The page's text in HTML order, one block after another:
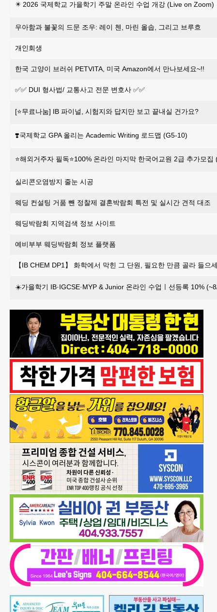
✴️ 2026 국제학교 가을학기 주말 온라인 수업 개강 (Live on Zoom)
우아함과 불꽃의 드문 조우: 레이 첸, 마린 올솝, 그리고 브루흐
개인회생
한국 고양이 브러쉬 PETVITA, 미국 Amazon에서 만나보세요~!!
✅✅ DUI 형사법/ 교통사고 전문 변호사 ✅✅
[⭐무료나눔] IB 파이널, 시험지와 답지만 보고 끝내실 건가요?
❣️국제학교 GPA 올리는 Academic Writing 로드맵 (G5-10)
⭐해외거주자 필독⭐100% 온라인 마지막 한국어교원 2급 추가모집
실리콘오염방지 줄눈 시공
웨딩 컨설팅 거품 뺀 정찰제 결혼박람회 특전 및 실시간 견적 대조
웨딩박람회 지역검색 정보 사이트
예비부부 웨딩박람회 정보 플랫폼
【IB CHEM DP1】 화학에서 막힌 그 단원, 필요한 만큼 골라 들으
☀️가을학기 IB·IGCSE·MYP & Junior 온라인 수업ㅣ선등록 10%